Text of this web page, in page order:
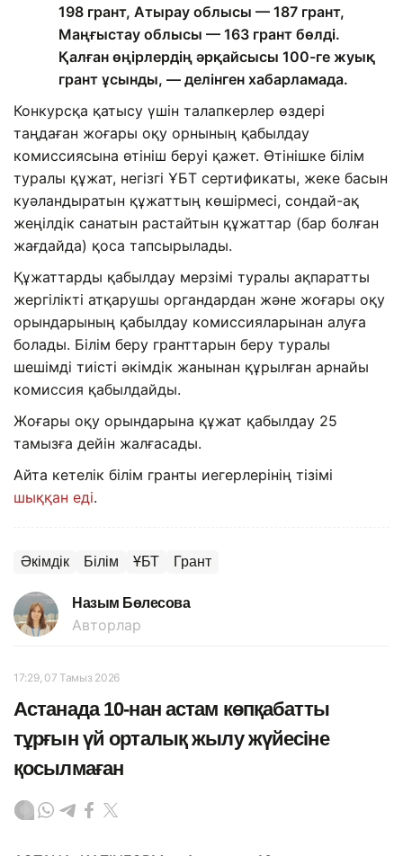
198 грант, Атырау облысы — 187 грант,
Маңғыстау облысы — 163 грант бөлді.
Қалған өңірлердің әрқайсысы 100-ге жуық
грант ұсынды, — делінген хабарламада.
Конкурсқа қатысу үшін талапкерлер өздері
таңдаған жоғары оқу орнының қабылдау
комиссиясына өтініш беруі қажет. Өтінішке білім
туралы құжат, негізгі ҰБТ сертификаты, жеке басын
куәландыратын құжаттың көшірмесі, сондай-ақ
жеңілдік санатын растайтын құжаттар (бар болған
жағдайда) қоса тапсырылады.
Құжаттарды қабылдау мерзімі туралы ақпаратты
жергілікті атқарушы органдардан және жоғары оқу
орындарының қабылдау комиссияларынан алуға
болады. Білім беру гранттарын беру туралы
шешімді тиісті әкімдік жанынан құрылған арнайы
комиссия қабылдайды.
Жоғары оқу орындарына құжат қабылдау 25
тамызға дейін жалғасады.
Айта кетелік білім гранты иегерлерінің тізімі
шыққан еді.
Әкімдік Білім ҰБТ Грант
Назым Бөлесова
Авторлар
17:29, 07 Тамыз 2026
Астанада 10-нан астам көпқабатты
тұрғын үй орталық жылу жүйесіне
қосылмаған